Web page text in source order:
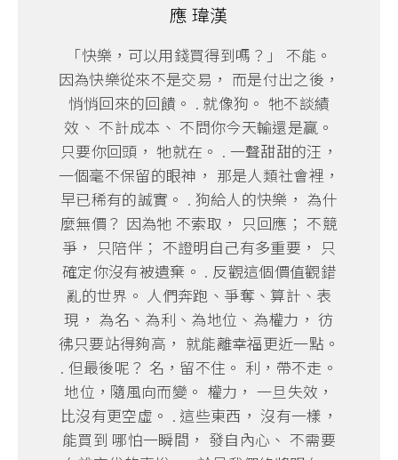
應 瑋漢
「快樂，可以用錢買得到嗎？」 不能。
因為快樂從來不是交易， 而是付出之後，
悄悄回來的回饋。 . 就像狗。 牠不談績
效、 不計成本、 不問你今天輸還是贏。
只要你回頭， 牠就在。 . 一聲甜甜的汪，
一個毫不保留的眼神， 那是人類社會裡，
早已稀有的誠實。 . 狗給人的快樂， 為什
麼無價？ 因為牠 不索取， 只回應； 不競
爭， 只陪伴； 不證明自己有多重要， 只
確定你沒有被遺棄。 . 反觀這個價值觀錯
亂的世界。 人們奔跑、爭奪、算計、表
現， 為名、為利、為地位、為權力， 彷
彿只要站得夠高， 就能離幸福更近一點。
. 但最後呢？ 名，留不住。 利，帶不走。
地位，隨風向而變。 權力， 一旦失效，
比沒有更空虛。 . 這些東西， 沒有一樣，
能買到 哪怕一瞬間， 發自內心、 不需要